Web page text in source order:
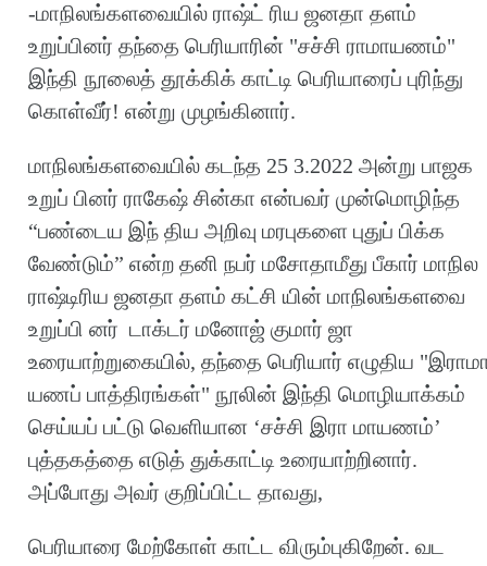
-மாநிலங்களவையில் ராஷ்ட் ரிய ஜனதா தளம்
உறுப்பினர் தந்தை பெரியாரின் "சச்சி ராமாயணம்"
இந்தி நூலைத் தூக்கிக் காட்டி பெரியாரைப் புரிந்து
கொள்வீர்! என்று முழங்கினார்.
மாநிலங்களவையில் கடந்த 25 3.2022 அன்று பாஜக
உறுப் பினர் ராகேஷ் சின்கா என்பவர் முன்மொழிந்த
“பண்டைய இந் திய அறிவு மரபுகளை புதுப் பிக்க
வேண்டும்” என்ற தனி நபர் மசோதாமீது பீகார் மாநில
ராஷ்டிரிய ஜனதா தளம் கட்சி யின் மாநிலங்களவை
உறுப்பி னர் டாக்டர் மனோஜ் குமார் ஜா
உரையாற்றுகையில், தந்தை பெரியார் எழுதிய
யணப் பாத்திரங்கள்" நூலின் இந்தி மொழியாக்கம்
செய்யப் பட்டு வெளியான ‘சச்சி இரா மாயணம்’
புத்தகத்தை எடுத் துக்காட்டி உரையாற்றினார்.
அப்போது அவர் குறிப்பிட்ட தாவது,
பெரியாரை மேற்கோள் காட்ட விரும்புகிறேன். வட